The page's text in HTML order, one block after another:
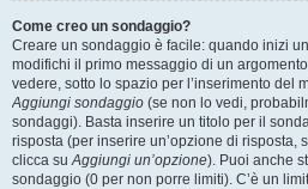
Come creo un sondaggio?
Creare un sondaggio è facile: quando inizi
modifichi il primo messaggio di un
vedere, sotto lo spazio per l’inserimento del
Aggiungi sondaggio (se non lo vedi,
sondaggi). Basta inserire un titolo per il
risposta (per inserire un’opzione di risposta,
clicca suAggiungi un’opzione). Puoi anche
sondaggio (0 per non porre limiti). C’è un